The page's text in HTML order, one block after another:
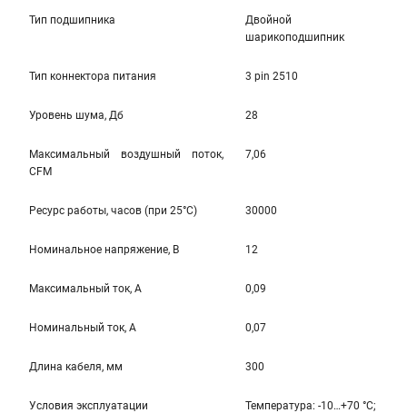
Тип подшипника
Двойной
шарикоподшипник
Тип коннектора питания 3 pin 2510
Уровень шума, Дб 28
Максимальный воздушный поток,
CFM
7,06
Ресурс работы, часов (при 25°C) 30000
Номинальное напряжение, В 12
Максимальный ток, А 0,09
Номинальный ток, А 0,07
Длина кабеля, мм 300
Условия эксплуатации Температура: -10…+70 °С;